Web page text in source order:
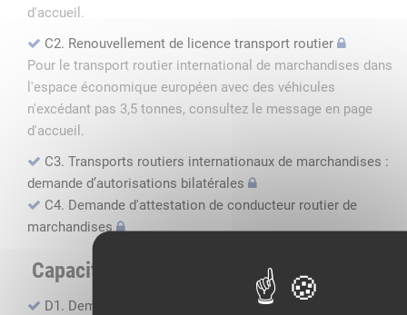
d'accueil.
C2. Renouvellement de licence transport routier
Pour le transport routier international de marchandises dans
l'espace économique européen avec des véhicules
n'excédant pas 3,5 tonnes, consultez le message en page
d'accueil.
C3. Transports routiers internationaux de marchandises :
demande d’autorisations bilatérales
C4. Demande d'attestation de conducteur routier de
marchandises
Capacité professionnelle
D1. Demande d’attestation de capacité professionnelle